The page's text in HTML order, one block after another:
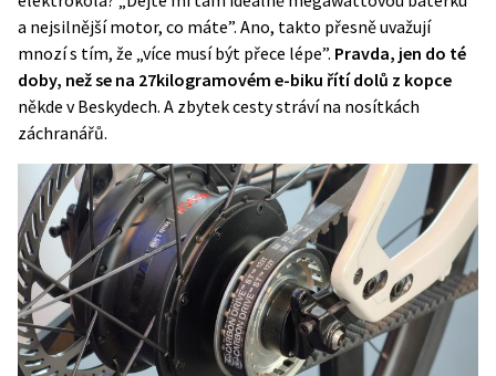
a nejsilnější motor, co máte”. Ano, takto přesně uvažují
mnozí s tím, že „více musí být přece lépe”. Pravda, jen do té
doby, než se na 27kilogramovém e-biku řítí dolů z kopce
někde v Beskydech. A zbytek cesty stráví na nosítkách
záchranářů.